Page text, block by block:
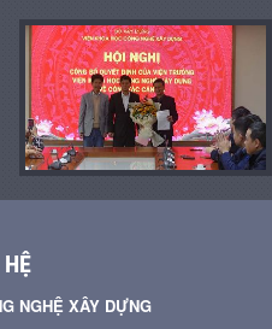
NGHỆ XÂY DỰNG